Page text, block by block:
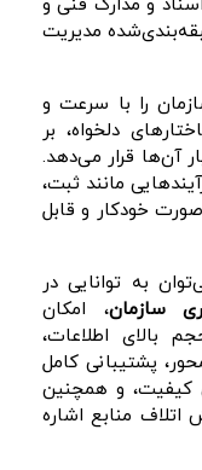
مدیریت
را با سرعت و
دلخواه، بر
آن‌ها قرار می‌دهد.
مانند ثبت،
خودکار و قابل
به توانایی در
سازمان، امکان
بالای اطلاعات،
پشتیبانی کامل
و همچنین
اتلاف منابع اشاره